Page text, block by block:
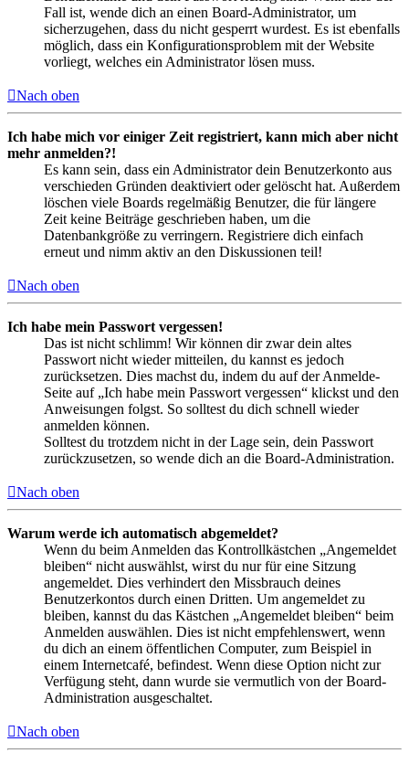
Fall ist, wende dich an einen Board-Administrator, um
sicherzugehen, dass du nicht gesperrt wurdest. Es ist ebenfalls
möglich, dass ein Konfigurationsproblem mit der Website
vorliegt, welches ein Administrator lösen muss.
Nach oben
Ich habe mich vor einiger Zeit registriert, kann mich aber nicht
mehr anmelden?!
Es kann sein, dass ein Administrator dein Benutzerkonto aus
verschieden Gründen deaktiviert oder gelöscht hat. Außerdem
löschen viele Boards regelmäßig Benutzer, die für längere
Zeit keine Beiträge geschrieben haben, um die
Datenbankgröße zu verringern. Registriere dich einfach
erneut und nimm aktiv an den Diskussionen teil!
Nach oben
Ich habe mein Passwort vergessen!
Das ist nicht schlimm! Wir können dir zwar dein altes
Passwort nicht wieder mitteilen, du kannst es jedoch
zurücksetzen. Dies machst du, indem du auf der Anmelde-
Seite auf „Ich habe mein Passwort vergessen“ klickst und den
Anweisungen folgst. So solltest du dich schnell wieder
anmelden können.
Solltest du trotzdem nicht in der Lage sein, dein Passwort
zurückzusetzen, so wende dich an die Board-Administration.
Nach oben
Warum werde ich automatisch abgemeldet?
Wenn du beim Anmelden das Kontrollkästchen „Angemeldet
bleiben“ nicht auswählst, wirst du nur für eine Sitzung
angemeldet. Dies verhindert den Missbrauch deines
Benutzerkontos durch einen Dritten. Um angemeldet zu
bleiben, kannst du das Kästchen „Angemeldet bleiben“ beim
Anmelden auswählen. Dies ist nicht empfehlenswert, wenn
du dich an einem öffentlichen Computer, zum Beispiel in
einem Internetcafé, befindest. Wenn diese Option nicht zur
Verfügung steht, dann wurde sie vermutlich von der Board-
Administration ausgeschaltet.
Nach oben